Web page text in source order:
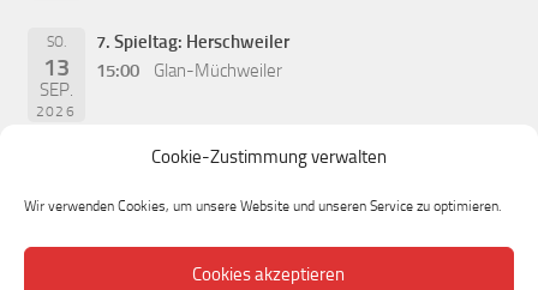
Cookie-Zustimmung verwalten
Wir verwenden Cookies, um unsere Website und unseren Service zu optimieren.
Cookies akzeptieren
SO.
13
SEP.
2026
7. Spieltag: Herschweiler
15:00
Glan-Müchweiler